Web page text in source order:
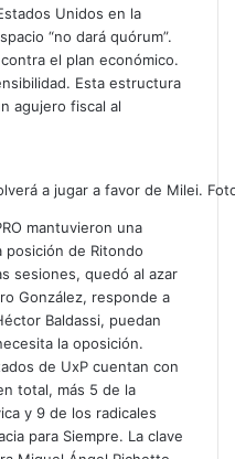
Unidos en la
“no dará quórum”.
el plan económico.
Esta estructura
agujero fiscal al
a jugar a favor de Milei.
mantuvieron una
posición de Ritondo
sesiones, quedó al azar
González, responde a
Baldassi, puedan
la oposición.
de UxP cuentan con
total, más 5 de la
y 9 de los radicales
para Siempre. La clave